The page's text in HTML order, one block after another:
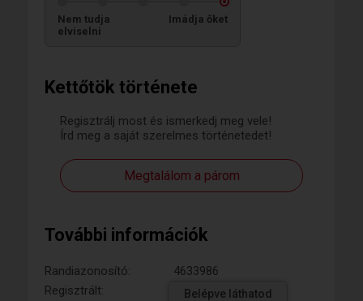
Kettőtök története
Regisztrálj most és ismerkedj meg vele!
Írd meg a saját szerelmes történetedet!
Megtalálom a párom
További információk
Randiazonosító:
4633986
Regisztrált:
Belépve láthatod
Nem tudja
elviselni
Imádja őket